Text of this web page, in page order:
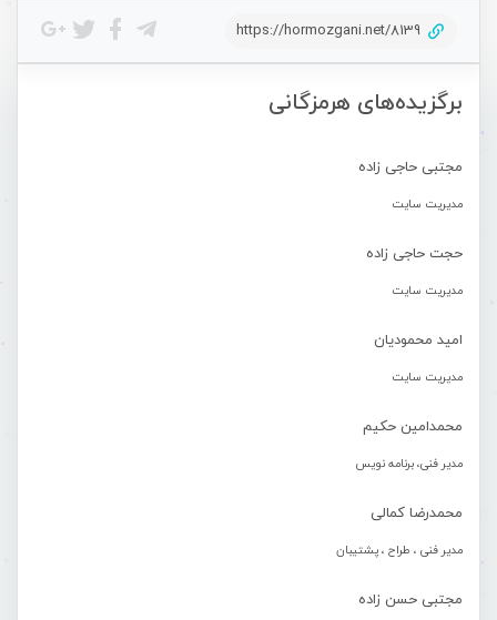
برگزیده‌های هرمزگانی
مجتبی حاجی زاده
مدیریت سایت
حجت حاجی زاده
مدیریت سایت
امید محمودیان
مدیریت سایت
محمدامین حکیم
مدیر فنی، برنامه نویس
محمدرضا کمالی
مدیر فنی ، طراح ، پشتیبان
مجتبی حسن زاده
https://hormozgani.net/8139